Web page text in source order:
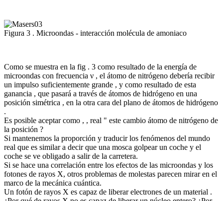
Figura 3 . Microondas - interacción molécula de amoniaco
Como se muestra en la fig . 3 como resultado de la energía de
microondas con frecuencia ν , el átomo de nitrógeno debería recibir
un impulso suficientemente grande , y como resultado de esta
ganancia , que pasará a través de átomos de hidrógeno en una
posición simétrica , en la otra cara del plano de átomos de hidrógeno
.
Es posible aceptar como , , real " este cambio átomo de nitrógeno de
la posición ?
Si mantenemos la proporción y traducir los fenómenos del mundo
real que es similar a decir que una mosca golpear un coche y el
coche se ve obligado a salir de la carretera.
Si se hace una correlación entre los efectos de las microondas y los
fotones de rayos X, otros problemas de molestas parecen mirar en el
marco de la mecánica cuántica.
Un fotón de rayos X es capaz de liberar electrones de un material .